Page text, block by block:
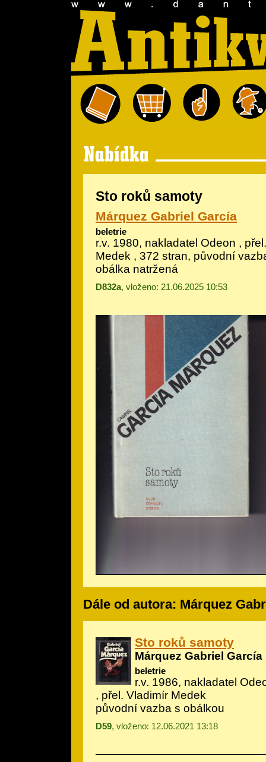
Sto roků samoty
Márquez Gabriel García
beletrie
r.v. 1980, nakladatel Odeon ,
Medek , 372 stran, původní
obálka natržená
D832a, vloženo: 21.06.2025 10:53
Dále od autora: Márquez
Sto roků samoty
Márquez Gabriel García
beletrie
r.v. 1986, nakladatel
, přel. Vladimír Medek
původní vazba s obálkou
D59, vloženo: 12.06.2021 13:18